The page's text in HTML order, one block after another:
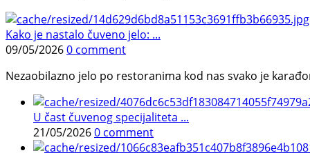
Kako je nastalo čuveno jelo: ...
09/05/20260 comment
Nezaobilazno jelo po restoranima kod nas svako je
U čast čuvenog specijaliteta ...
21/05/20260 comment